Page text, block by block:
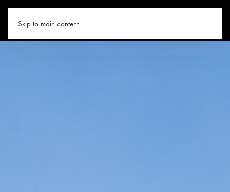
Skip to main content
URLAUB.CO